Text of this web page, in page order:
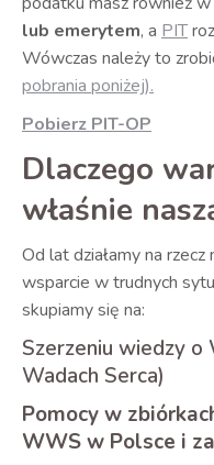
lub emerytem, a PIT
Wówczas należy to
pobrania poniżej).
Pobierz PIT-OP
Dlaczego
właśnie
Od lat działamy na rzecz
wsparcie w trudnych
skupiamy się na:
Szerzeniu wiedzy
Wadach Serca)
Pomocy w
WWS w Polsce i